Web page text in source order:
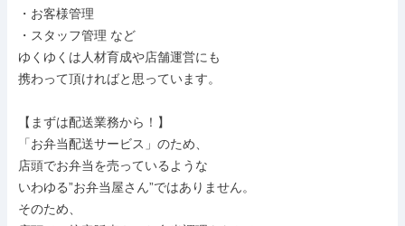
・お客様管理
・スタッフ管理 など
ゆくゆくは人材育成や店舗運営にも
携わって頂ければと思っています。
【まずは配送業務から！】
「お弁当配送サービス」のため、
店頭でお弁当を売っているような
いわゆる”お弁当屋さん”ではありません。
そのため、